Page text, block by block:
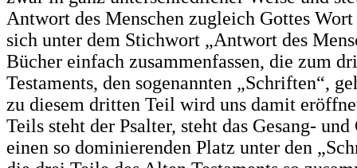
Antwort des Menschen zugleich Gottes
sich unter dem Stichwort „Antwort des
Bücher einfach zusammenfassen, die zum
Testaments, den sogenannten „Schriften“,
zu diesem dritten Teil wird uns damit
Teils steht der Psalter, steht das Gesang-
einen so dominierenden Platz unter den